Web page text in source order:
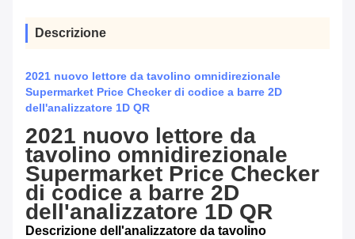
Descrizione
2021 nuovo lettore da tavolino omnidirezionale
Supermarket Price Checker di codice a barre 2D
dell'analizzatore 1D QR
2021 nuovo lettore da
tavolino omnidirezionale
Supermarket Price Checker
di codice a barre 2D
dell'analizzatore 1D QR
Descrizione dell'analizzatore da tavolino